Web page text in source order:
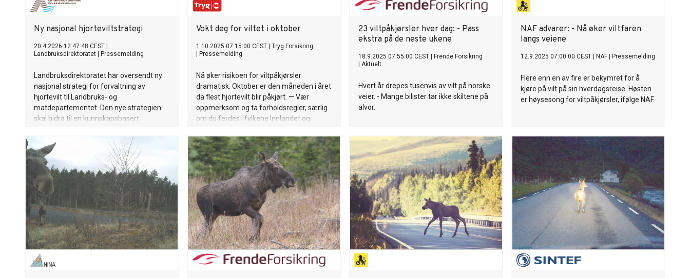
Ny nasjonal hjorteviltstrategi
20.4.2026 12:47:48 CEST
Landbruksdirektoratet
Pressemelding
Landbruksdirektoratet har oversendt ny
nasjonal strategi for forvaltning av
hjortevilt til Landbruks- og
matdepartementet. Den nye strategien
skal bidra til en kunnskapsbasert
Vokt deg for viltet i oktober
1.10.2025 07:15:00 CEST
Tryg Forsikring
Pressemelding
Nå øker risikoen for viltpåkjørsler
dramatisk: Oktober er den måneden i året
da flest hjortevilt blir påkjørt. — Vær
oppmerksom og ta forholdsregler, særlig
om du ferdes i fylkene Innlandet og
Tryg Forsikring.
23 viltpåkjørsler hver dag: - Pass
ekstra på de neste ukene
18.9.2025 07:55:00 CEST
Frende Forsikring
Aktuelt
Hvert år drepes tusenvis av vilt på norske
veier. - Mange bilister tar ikke skiltene på
alvor.
NAF advarer: - Nå øker viltfaren
langs veiene
12.9.2025 07:00:00 CEST NAF Pressemelding
Flere enn en av fire er bekymret for å
kjøre på vilt på sin hverdagsreise. Høsten
er høysesong for viltpåkjørsler, ifølge NAF.